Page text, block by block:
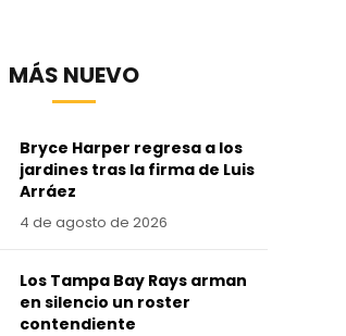
MÁS NUEVO
Bryce Harper regresa a los
jardines tras la firma de Luis
Arráez
4 de agosto de 2026
Los Tampa Bay Rays arman
en silencio un roster
contendiente